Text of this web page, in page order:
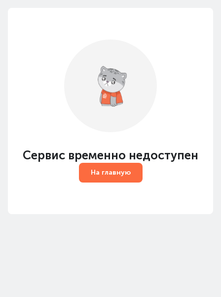
Сервис временно недоступен
На главную